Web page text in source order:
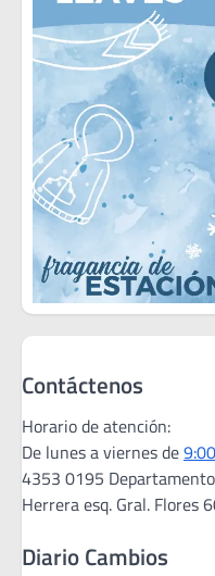
Contáctenos
Horario de atención:
De lunes a viernes de
4353 0195
Herrera esq. Gral. Flores
Diario Cambios